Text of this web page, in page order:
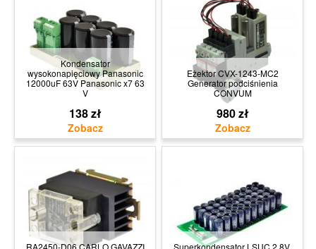
Kondensator
wysokonapięciowy Panasonic
12000uF 63V Panasonic x7 63
V
138 zł
Eżektor CVX-1243-MC2
Generator podciśnienia
CONVUM
980 zł
RA2450-D06 CARLO GAVAZZI Superkondensator LSUC 2,8V